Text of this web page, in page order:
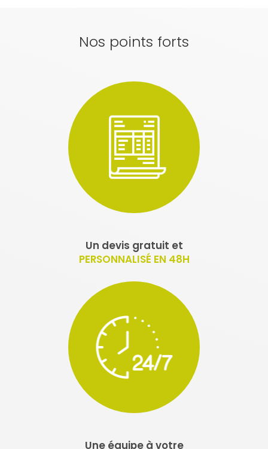
Nos points forts
Un devis gratuit et
PERSONNALISÉ EN 48H
Une équipe à votre